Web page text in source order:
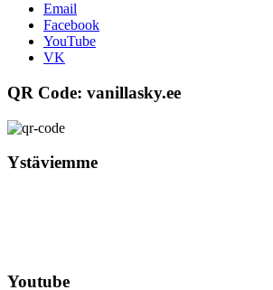
Email
Facebook
YouTube
VK
QR Code: vanillasky.ee
Ystäviemme
Youtube